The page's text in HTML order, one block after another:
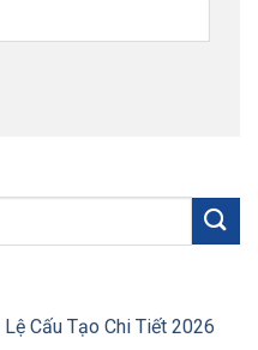
Cấu Tạo Chi Tiết 2026